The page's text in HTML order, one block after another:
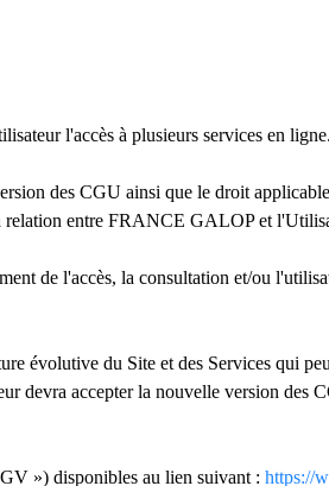
l'accès à plusieurs services en ligne.
des CGU ainsi que le droit
relation entre FRANCE GALOP et
de l'accès, la consultation et/ou
évolutive du Site et des Services qui
accepter la nouvelle version des
») disponibles au lien suivant : https://